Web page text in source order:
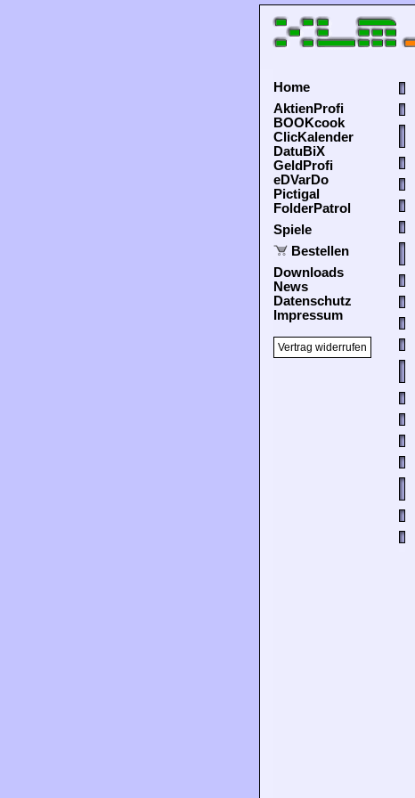
Home
AktienProfi
BOOKcook
ClicKalender
DatuBiX
GeldProfi
eDVarDo
Pictigal
FolderPatrol
Spiele
Bestellen
Downloads
News
Datenschutz
Impressum
Vertrag widerrufen